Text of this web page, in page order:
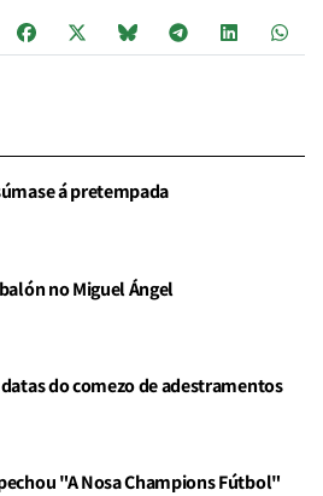
á pretempada
no Miguel Ángel
do comezo de adestramentos
"A Nosa Champions Fútbol"